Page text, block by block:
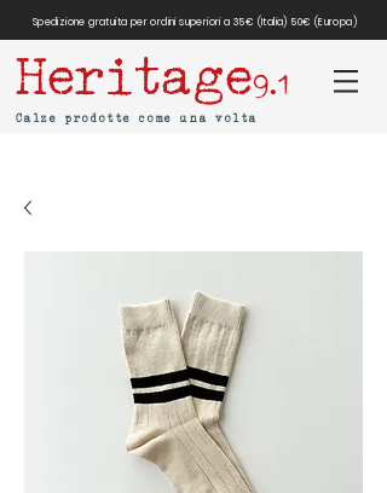
Spedizione gratuita per ordini superiori a 35€ (Italia) 50€ (Europa)
Heritage9.1
Calze prodotte come una volta